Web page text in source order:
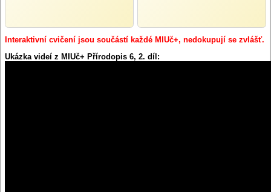
Interaktivní cvičení jsou součástí každé MIUč+, nedokupují se zvlášť.
Ukázka videí z MIUč+ Přírodopis 6, 2. díl: